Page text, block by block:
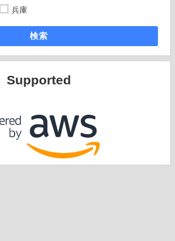
兵庫
検索
Supported